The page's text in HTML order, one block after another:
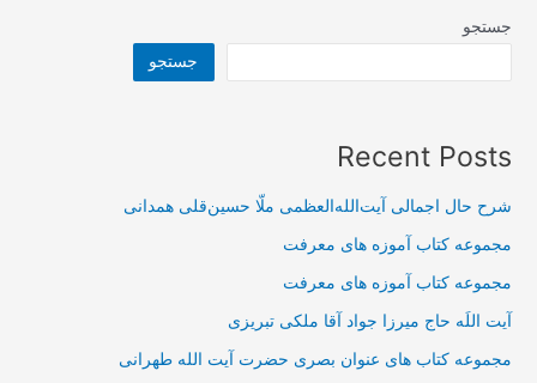
جستجو
جستجو
Recent Posts
شرح حال اجمالی آیت‌الله‌العظمی ملّا حسین‌قلی همدانی
مجموعه کتاب آموزه های معرفت
مجموعه کتاب آموزه های معرفت
آیت اللَه حاج میرزا جواد آقا ملکی تبریزی
مجموعه کتاب های عنوان بصری حضرت آیت الله طهرانی